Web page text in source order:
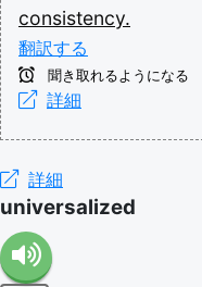
consistency.
翻訳する
聞き取れるようになる
詳細
詳細
universalized